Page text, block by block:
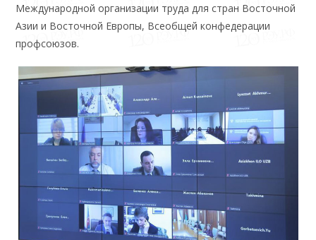
Международной организации труда для стран Восточной
Азии и Восточной Европы, Всеобщей конфедерации
профсоюзов.